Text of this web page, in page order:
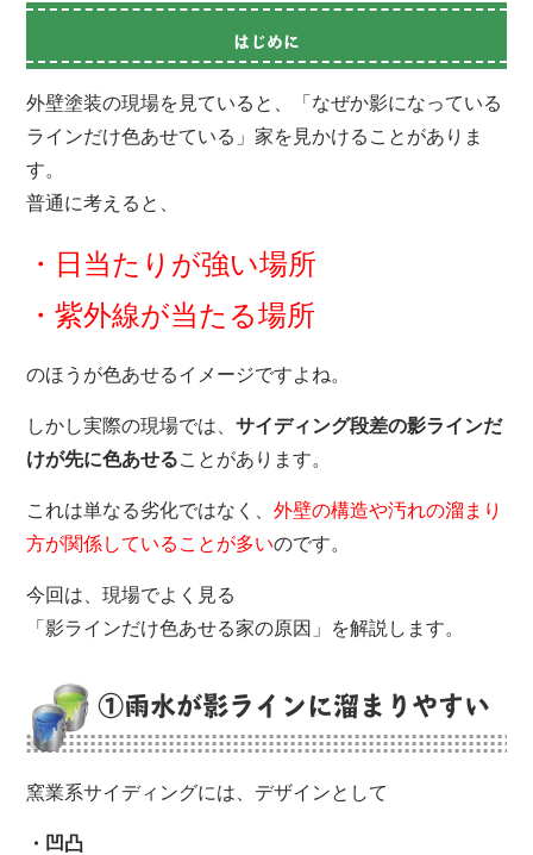
はじめに
外壁塗装の現場を見ていると、「なぜか影になっている
ラインだけ色あせている」家を見かけることがありま
す。
普通に考えると、
・日当たりが強い場所
・紫外線が当たる場所
のほうが色あせるイメージですよね。
しかし実際の現場では、サイディング段差の影ラインだ
けが先に色あせることがあります。
これは単なる劣化ではなく、外壁の構造や汚れの溜まり
方が関係していることが多いのです。
今回は、現場でよく見る
「影ラインだけ色あせる家の原因」を解説します。
①雨水が影ラインに溜まりやすい
窯業系サイディングには、デザインとして
・凹凸